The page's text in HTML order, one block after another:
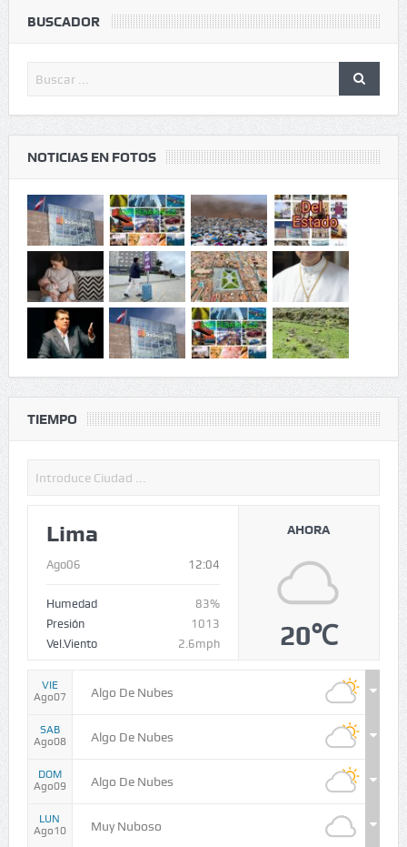
BUSCADOR
NOTICIAS EN FOTOS
TIEMPO
Lima
Ago06 12:04
Humedad
83%
Presión
1013
Vel.Viento
2.6mph
AHORA
20℃
VIE
Ago07
Algo De Nubes
SAB
Ago08
Algo De Nubes
DOM
Ago09
Algo De Nubes
LUN
Ago10
Muy Nuboso